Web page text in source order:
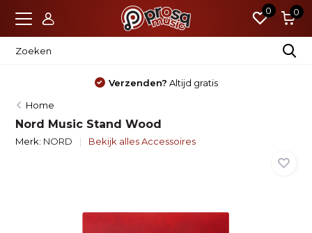
0 0
Verzenden? Altijd gratis
Home
Nord Music Stand Wood
Merk: NORD Bekijk alles Accessoires